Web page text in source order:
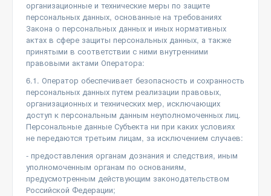
организационные и технические меры по защите
персональных данных, основанные на требованиях
Закона о персональных данных и иных нормативных
актах в сфере защиты персональных данных, а также
принятыми в соответствии с ними внутренними
правовыми актами Оператора:
6.1. Оператор обеспечивает безопасность и сохранность
персональных данных путем реализации правовых,
организационных и технических мер, исключающих
доступ к персональным данным неуполномоченных лиц.
Персональные данные Субъекта ни при каких условиях
не передаются третьим лицам, за исключением случаев:
- предоставления органам дознания и следствия, иным
уполномоченным органам по основаниям,
предусмотренным действующим законодательством
Российской Федерации;